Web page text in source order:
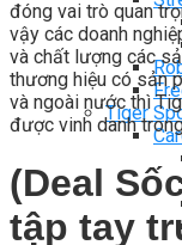
Tiger
đóng vai trò quan
vậy các doanh
và chất lượng các
thương hiệu có sản
và ngoài nước thì
được vinh danh
(Deal
tập tay